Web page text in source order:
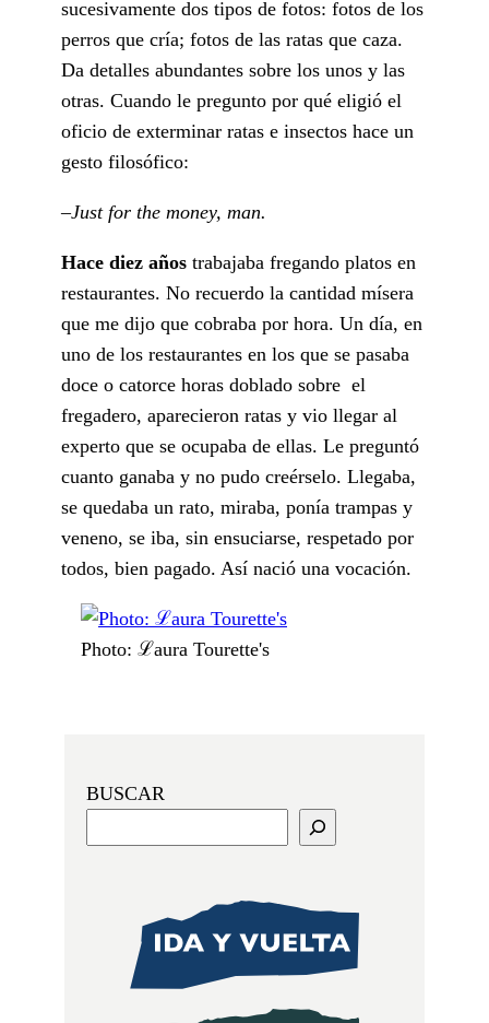
sucesivamente dos tipos de fotos: fotos de los
perros que cría; fotos de las ratas que caza.
Da detalles abundantes sobre los unos y las
otras. Cuando le pregunto por qué eligió el
oficio de exterminar ratas e insectos hace un
gesto filosófico:
–Just for the money, man.
Hace diez años trabajaba fregando platos en
restaurantes. No recuerdo la cantidad mísera
que me dijo que cobraba por hora. Un día, en
uno de los restaurantes en los que se pasaba
doce o catorce horas doblado sobre el
fregadero, aparecieron ratas y vio llegar al
experto que se ocupaba de ellas. Le preguntó
cuanto ganaba y no pudo creérselo. Llegaba,
se quedaba un rato, miraba, ponía trampas y
veneno, se iba, sin ensuciarse, respetado por
todos, bien pagado. Así nació una vocación.
Photo: ℒaura Tourette's
BUSCAR